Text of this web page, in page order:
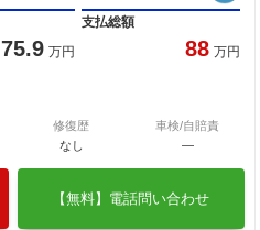
75.9 万円
支払総額
88 万円
修復歴
なし
車検/自賠責
―
【無料】電話問い合わせ